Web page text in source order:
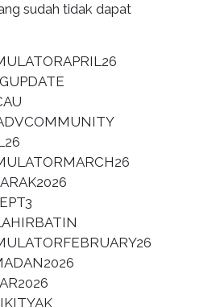
sudah tidak dapat